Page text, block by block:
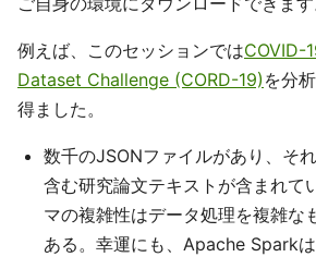
例えば、このセッションではCOVID-
Dataset Challenge (CORD-19) を分
得ました。
数千のJSONファイルがあり、そ
含む研究論文テキストが含まれて
マの複雑性はデータ処理を複雑な
ある。幸運にも、Apache Spark